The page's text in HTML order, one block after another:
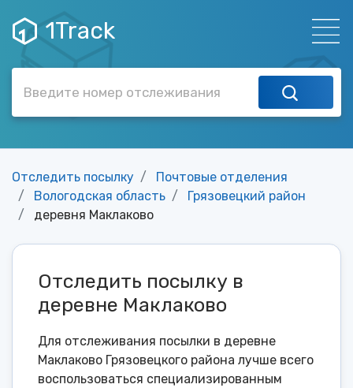
1Track
Отследить посылку
Почтовые отделения
Вологодская область
Грязовецкий район
деревня Маклаково
Отследить посылку в
деревне Маклаково
Для отслеживания посылки в деревне
Маклаково Грязовецкого района лучше всего
воспользоваться специализированным